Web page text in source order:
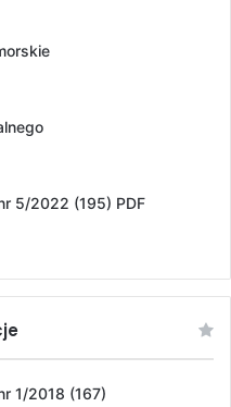
5/2022 (195) PDF
1/2018 (167)